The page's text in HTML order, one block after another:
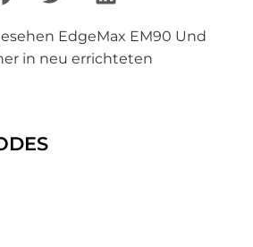
EdgeMax EM90 Und
in neu errichteten